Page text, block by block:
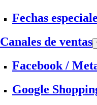
Fechas
Canales de ventas
Facebook /
Google